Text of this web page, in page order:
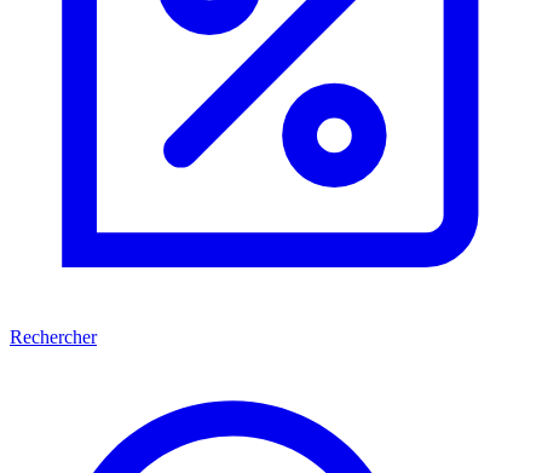
Rechercher